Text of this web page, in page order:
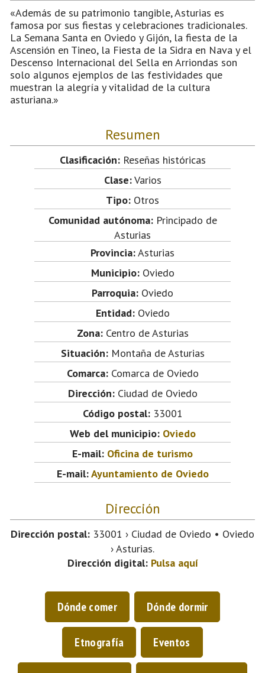
«Además de su patrimonio tangible, Asturias es
famosa por sus fiestas y celebraciones tradicionales.
La Semana Santa en Oviedo y Gijón, la fiesta de la
Ascensión en Tineo, la Fiesta de la Sidra en Nava y el
Descenso Internacional del Sella en Arriondas son
solo algunos ejemplos de las festividades que
muestran la alegría y vitalidad de la cultura
asturiana.»
Resumen
Clasificación:Reseñas históricas
Clase:Varios
Tipo: Otros
Comunidad autónoma:Principado de
Asturias
Provincia:Asturias
Municipio:Oviedo
Parroquia: Oviedo
Entidad:Oviedo
Zona:Centro de Asturias
Situación:Montaña de Asturias
Comarca:Comarca de Oviedo
Dirección:Ciudad de Oviedo
Código postal:33001
Web del municipio: Oviedo
E-mail: Oficina de turismo
E-mail:Ayuntamiento de Oviedo
Dirección
Dirección postal: 33001 › Ciudad de Oviedo • Oviedo
› Asturias.
Dirección digital: Pulsa aquí
Dónde comer Dónde dormir
Etnografía Eventos